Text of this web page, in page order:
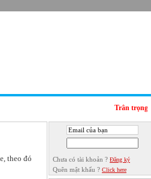
Trân trọng
theo đó
Chưa có tài khoản ? Đăng ký
Quên mật khẩu ? Click here